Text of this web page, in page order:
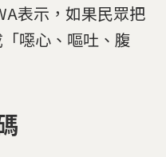
表示，如果民眾把
噁心、嘔吐、腹